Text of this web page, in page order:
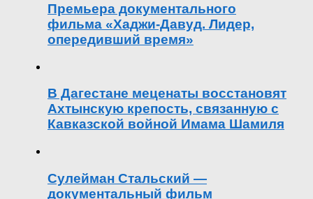
Премьера документального
фильма «Хаджи-Давуд. Лидер,
опередивший время»
В Дагестане меценаты восстановят
Ахтынскую крепость, связанную с
Кавказской войной Имама Шамиля
Сулейман Стальский —
документальный фильм